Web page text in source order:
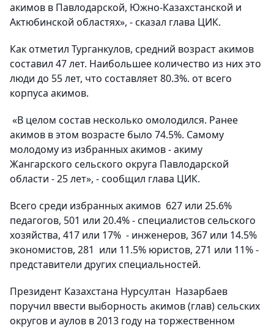
акимов в Павлодарской, Южно-Казахстанской и
Актюбинской областях», - сказал глава ЦИК.
Как отметил Турганкулов, средний возраст акимов
составил 47 лет. Наибольшее количество из них это
люди до 55 лет, что составляет 80.3%. от всего
корпуса акимов.
«В целом состав несколько омолодился. Ранее
акимов в этом возрасте было 74.5%. Самому
молодому из избранных акимов - акиму
Жангарского сельского округа Павлодарской
области - 25 лет», - сообщил глава ЦИК.
Всего среди избранных акимов 627 или 25.6%
педагогов, 501 или 20.4% - специалистов сельского
хозяйства, 417 или 17% - инженеров, 367 или 14.5%
экономистов, 281 или 11.5% юристов, 271 или 11% -
представители других специальностей.
Президент Казахстана Нурсултан Назарбаев
поручил ввести выборность акимов (глав) сельских
округов и аулов в 2013 году на торжественном